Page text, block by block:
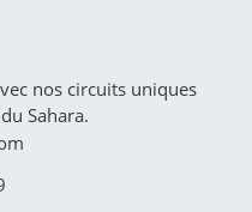
nos circuits uniques
Sahara.